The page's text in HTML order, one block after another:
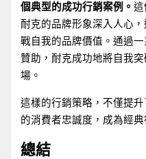
個典型的成功行銷案例。
耐克的品牌形象深入人心
戰自我的品牌價值。通過
贊助，耐克成功地將自我
場。
這樣的行銷策略，不僅提
的消費者忠誠度，成為經典
總結